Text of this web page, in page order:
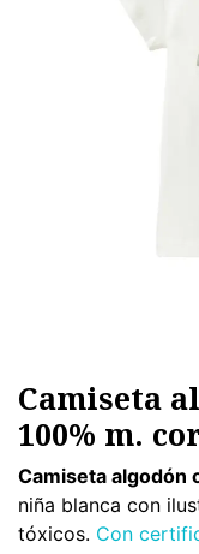
Camiseta
100% m.
Camiseta algodón
niña blanca con
tóxicos. Con